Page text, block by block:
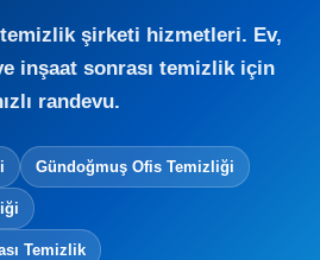
şirketi hizmetleri. Ev,
inşaat sonrası temizlik için
randevu.
Gündoğmuş Ofis Temizliği
Temizlik